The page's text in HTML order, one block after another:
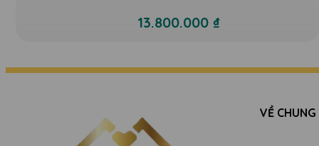
13.800.000 ₫
VỀ